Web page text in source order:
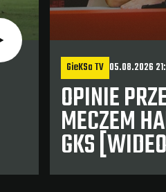
GieKSa TV 05.08.2026
OPINIE
MECZEM
GKS